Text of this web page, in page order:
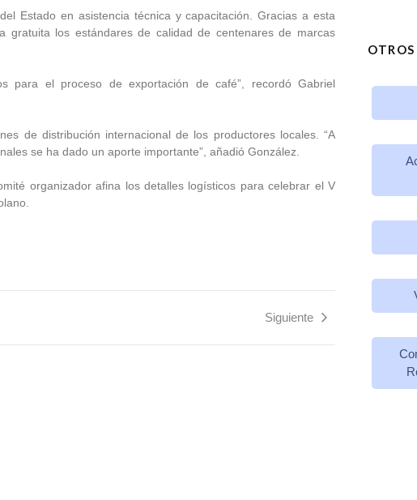
Estado en asistencia técnica y capacitación. Gracias a esta
gratuita los estándares de calidad de centenares de marcas
para el proceso de exportación de café”, recordó Gabriel
de distribución internacional de los productores locales. “A
se ha dado un aporte importante”, añadió González.
organizador afina los detalles logísticos para celebrar el V
Siguiente